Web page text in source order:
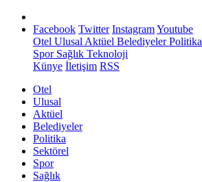
Facebook Twitter InstagramYoutube
Otel Ulusal Aktüel BelediyelerPolitika
SporSağlık Teknoloji
Künye İletişim RSS
Otel
Ulusal
Aktüel
Belediyeler
Politika
Sektörel
Spor
Sağlık